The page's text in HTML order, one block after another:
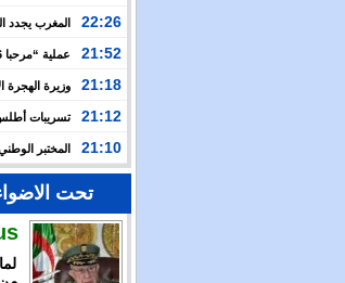
ويدعو إلى تحرك لمواجهة
22:26 المغرب يجدد
21:52
المغربية بأكثر من 151 ألف مسافر في 4 أيام
21:18
وزيرة الهجرة
بالإمكان تقديم استجابة
21:12
تسريبات
إلى مستنقع الجريمة
21:10
المختبر
شهادة الاعتماد والمطابقة
تحت